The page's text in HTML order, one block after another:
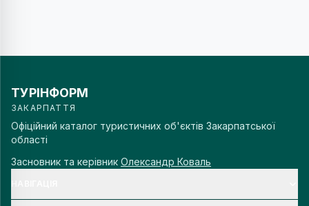
ТУРІНФОРМ
ЗАКАРПАТТЯ
Офіційний каталог туристичних об'єктів Закарпатської
області
Засновник та керівник Олександр Коваль